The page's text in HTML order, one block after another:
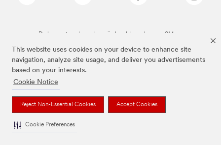
This website uses cookies on your device to enhance site
navigation, analyze site usage, and deliver you advertisements
based on your interests.
Cookie Notice
Reject Non-Essential Cookies Accept Cookies
Cookie Preferences
De bovenstaande merken zijn handelsmerken van 3M.we